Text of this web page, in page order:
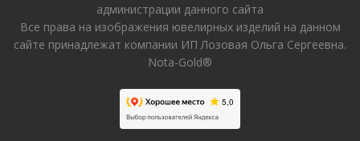
администрации данного сайта
Все права на изображения ювелирных изделий на данном
сайте принадлежат компании ИП Лозовая Ольга Сергеевна.
Nota-Gold®